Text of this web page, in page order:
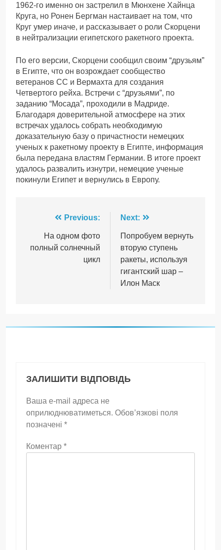
1962-го именно он застрелил в Мюнхене Хайнца
Круга, но Ронен Бергман настаивает на том, что
Круг умер иначе, и рассказывает о роли Скорцени
в нейтрализации египетского ракетного проекта.
По его версии, Скорцени сообщил своим “друзьям”
в Египте, что он возрождает сообщество
ветеранов СС и Вермахта для создания
Четвертого рейха. Встречи с “друзьями”, по
заданию “Мосада”, проходили в Мадриде.
Благодаря доверительной атмосфере на этих
встречах удалось собрать необходимую
доказательную базу о причастности немецких
ученых к ракетному проекту в Египте, информация
была передана властям Германии. В итоге проект
удалось развалить изнутри, немецкие ученые
покинули Египет и вернулись в Европу.
Навігація
записів
Previous:
На одном фото
полный солнечный
цикл
Next:
Попробуем вернуть
вторую ступень
ракеты, используя
гигантский шар –
Илон Маск
ЗАЛИШИТИ ВІДПОВІДЬ
Ваша e-mail адреса не
оприлюднюватиметься. Обов’язкові поля
позначені *
Коментар *